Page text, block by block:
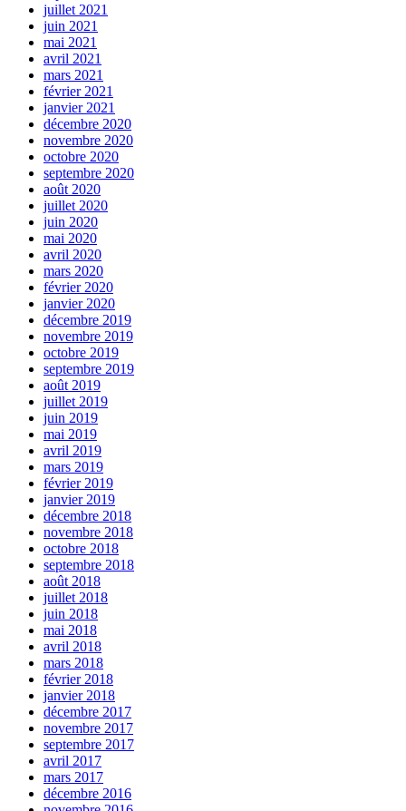
juillet 2021
juin 2021
mai 2021
avril 2021
mars 2021
février 2021
janvier 2021
décembre 2020
novembre 2020
octobre 2020
septembre 2020
août 2020
juillet 2020
juin 2020
mai 2020
avril 2020
mars 2020
février 2020
janvier 2020
décembre 2019
novembre 2019
octobre 2019
septembre 2019
août 2019
juillet 2019
juin 2019
mai 2019
avril 2019
mars 2019
février 2019
janvier 2019
décembre 2018
novembre 2018
octobre 2018
septembre 2018
août 2018
juillet 2018
juin 2018
mai 2018
avril 2018
mars 2018
février 2018
janvier 2018
décembre 2017
novembre 2017
septembre 2017
avril 2017
mars 2017
décembre 2016